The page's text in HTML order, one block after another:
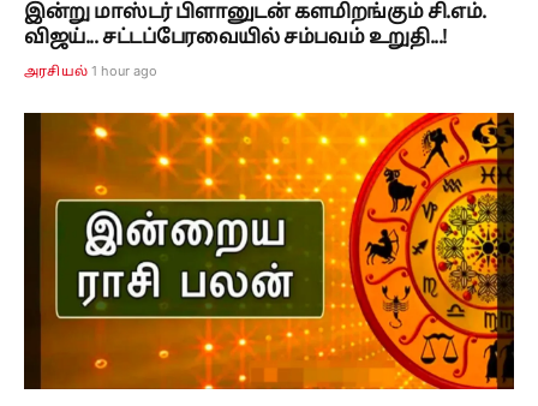
இன்று மாஸ்டர் பிளானுடன் களமிறங்கும் சி.எம்.
விஜய்... சட்டப்பேரவையில் சம்பவம் உறுதி...!
அரசியல் 1 hour ago